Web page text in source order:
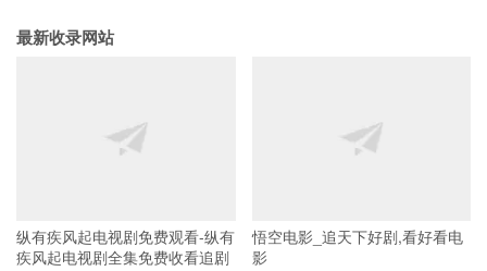
最新收录网站
纵有疾风起电视剧免费观看-纵有
疾风起电视剧全集免费收看追剧
悟空电影_追天下好剧,看好看电
影